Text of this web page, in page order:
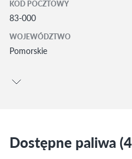
KOD POCZTOWY
83-000
WOJEWÓDZTWO
Pomorskie
Dostępne paliwa